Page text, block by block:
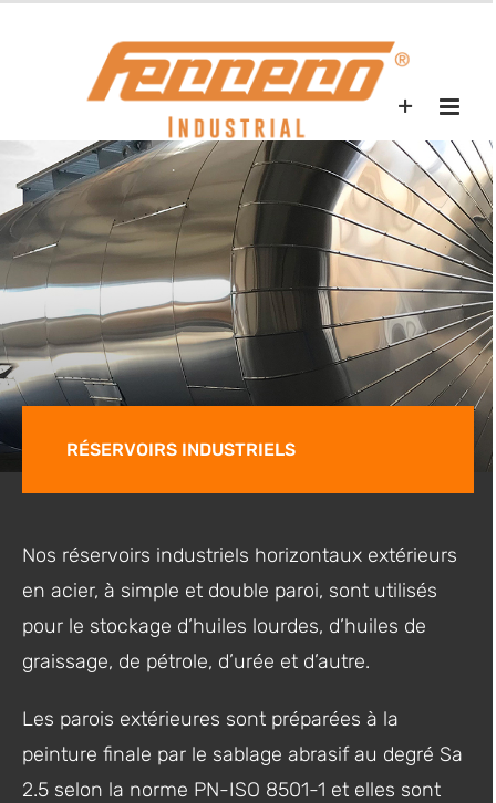
RÉSERVOIRS INDUSTRIELS
Nos réservoirs industriels horizontaux extérieurs
en acier, à simple et double paroi, sont utilisés
pour le stockage d’huiles lourdes, d’huiles de
graissage, de pétrole, d’urée et d’autre.
Les parois extérieures sont préparées à la
peinture finale par le sablage abrasif au degré Sa
2.5 selon la norme PN-ISO 8501-1 et elles sont